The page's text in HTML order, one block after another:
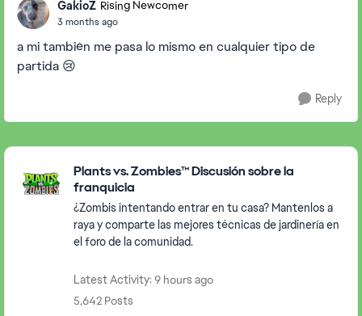
GakioZ Rising Newcomer
3 months ago
a mi también me pasa lo mismo en cualquier tipo de
partida 😢
Reply
Featured Places
Plants vs. Zombies™ Discusión sobre la
franquicia
¿Zombis intentando entrar en tu casa? Mantenlos a
raya y comparte las mejores técnicas de jardinería en
el foro de la comunidad.
Latest Activity: 9 hours ago
5,642 Posts